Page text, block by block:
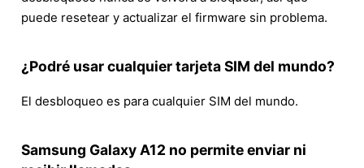
puede resetear y actualizar el firmware sin problema.
¿Podré usar cualquier tarjeta SIM del mundo?
El desbloqueo es para cualquier SIM del mundo.
Samsung Galaxy A12 no permite enviar ni